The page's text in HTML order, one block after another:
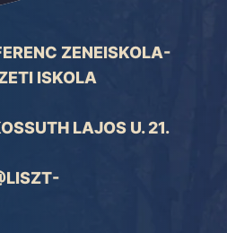
ZENEISKOLA-
ISKOLA
LAJOS U. 21.